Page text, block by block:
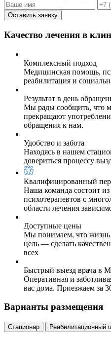
Оставить заявку
Качество лечения в
Комплексный подход
Медицинская помощь,
реабилитация и
Результат в день
Мы рады сообщить, что
прекращают
обращения к нам.
Удобство и забота
Находясь в нашем
довериться процессу
Квалифицированный
Наша команда состоит
психотерапевтов с
области лечения
Доступные цены
Мы понимаем, что жизнь
цель — сделать
всех
Быстрый выезд врача в
Оперативная и
вас дома. Приезжаем за
Варианты размещения
Стационар Реабилитационный